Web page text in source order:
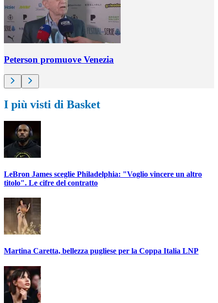
Peterson promuove Venezia
I più visti di Basket
LeBron James sceglie Philadelphia: "Voglio vincere un altro
titolo". Le cifre del contratto
Martina Caretta, bellezza pugliese per la Coppa Italia LNP